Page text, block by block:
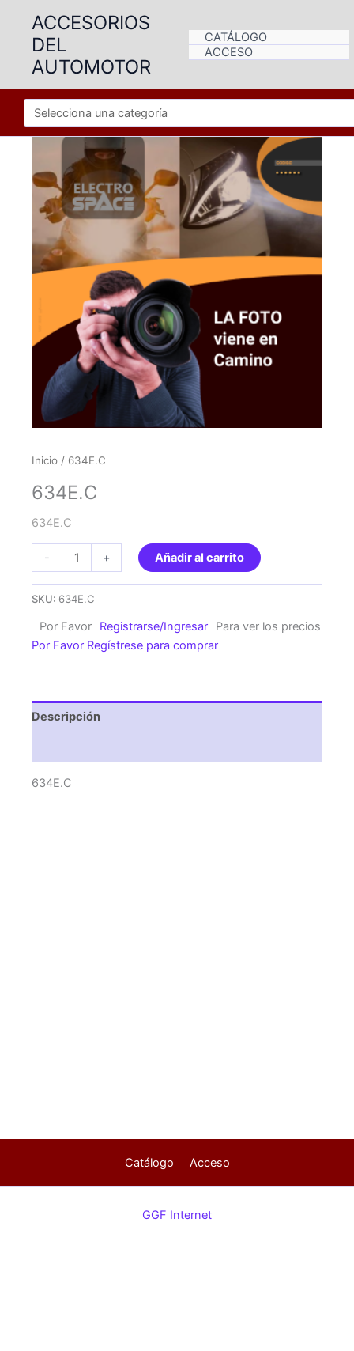
contenido
ACCESORIOS
DEL
AUTOMOTOR
CATÁLOGO
ACCESO
Inicio / 634E.C
634E.C
634E.C
-
cantidad
+ Añadir al carrito
SKU: 634E.C
Por Favor Registrarse/Ingresar
Para ver los precios
Por Favor Regístrese para comprar
Descripción
634E.C
Catálogo Acceso
GGF Internet